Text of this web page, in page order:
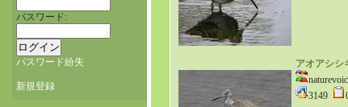
パスワード:
パスワード紛失
新規登録
アオアシシ
3149